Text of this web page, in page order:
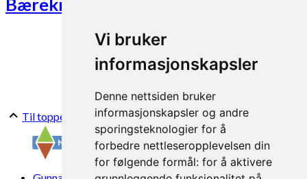
Vi bruker
informasjonskapsler
Denne nettsiden bruker
informasjonskapsler og andre
sporingsteknologier for å
forbedre nettleseropplevelsen din
for følgende formål: for å aktivere
Bærekraftig mote i Økoparken
Til toppen